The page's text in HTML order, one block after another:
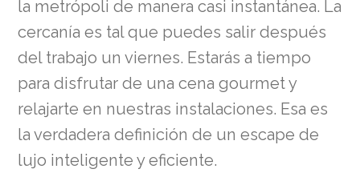
la metrópoli de manera casi instantánea. La
cercanía es tal que puedes salir después
del trabajo un viernes. Estarás a tiempo
para disfrutar de una cena gourmet y
relajarte en nuestras instalaciones. Esa es
la verdadera definición de un escape de
lujo inteligente y eficiente.